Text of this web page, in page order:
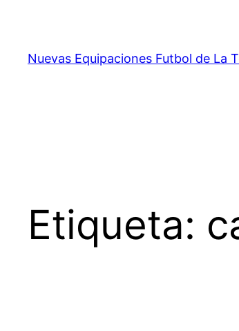
contenido
Nuevas Equipaciones Futbol de La
Etiqueta: